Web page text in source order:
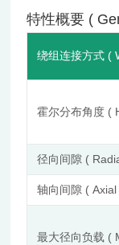
特性概要 (
绕组连接方式 (
霍尔分布角度 (
径向间隙 (
轴向间隙 ( Axial
最大径向负载 (